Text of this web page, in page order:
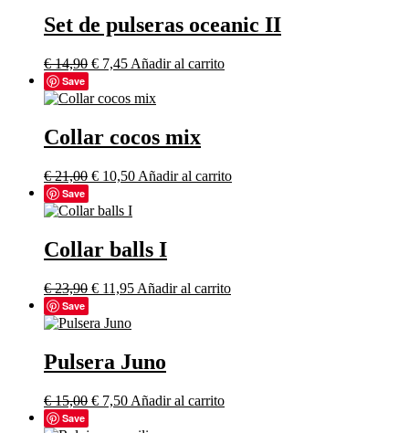
Set de pulseras oceanic II
€14,90 € 7,45 Añadir al carrito
Save
Collar cocos mix
€21,00 € 10,50 Añadir al carrito
Save
Collar balls I
€23,90 € 11,95 Añadir al carrito
Save
Pulsera Juno
€15,00 € 7,50 Añadir al carrito
Save